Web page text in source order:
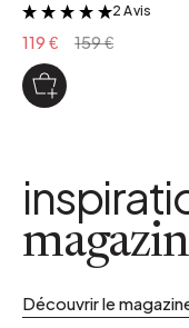
&
2 Avis
119 € 159 €
Découvrir le